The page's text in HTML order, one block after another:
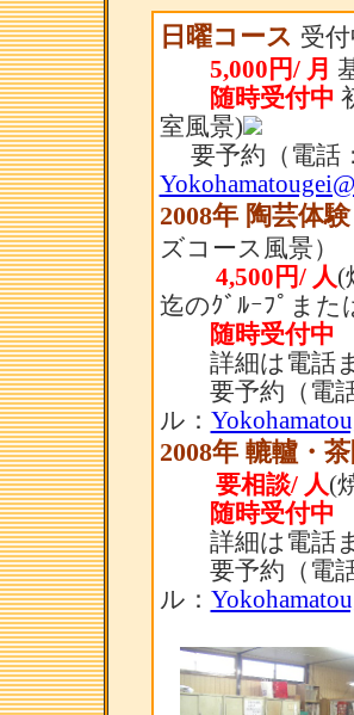
日曜コース 受
5,000円/ 月
随時受付中
室風景)
要予約（電話
2008年 陶芸体
ズコース風景）
4,500円/ 人(
迄のｸﾞﾙｰﾌﾟまた
随時受付中
詳細は電話ま
要予約（電話
ル：
2008年 轆轤・
要相談/ 人(
随時受付中
詳細は電話ま
要予約（電話
ル：